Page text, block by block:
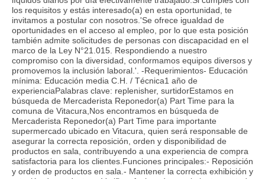
los requisitos y estás interesado(a) en esta oportunidad, te
invitamos a postular con nosotros.'Se ofrece igualdad de
oportunidades en el acceso al empleo, por lo que esta posición
también admite solicitudes de personas con discapacidad en el
marco de la Ley N°21.015. Respondiendo a nuestro
compromiso con la diversidad, conformamos equipos diversos y
promovemos la inclusión laboral.'. -Requerimientos- Educación
mínima: Educación media C.H. / Técnica1 año de
experienciaPalabras clave: replenisher, surtidorEstamos en
búsqueda de Mercaderista Reponedor(a) Part Time para la
comuna de Vitacura,Nos encontramos en búsqueda de
Mercaderista Reponedor(a) Part Time para importante
supermercado ubicado en Vitacura, quien será responsable de
asegurar la correcta reposición, orden y disponibilidad de
productos en sala, contribuyendo a una experiencia de compra
satisfactoria para los clientes.Funciones principales:- Reposición
y orden de productos en sala.- Mantener la correcta exhibición y